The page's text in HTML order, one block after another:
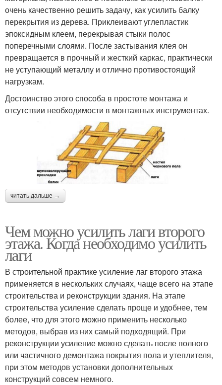
очень качественно решить задачу, как усилить балку
перекрытия из дерева. Приклеивают углепластик
эпоксидным клеем, перекрывая стыки полос
поперечными слоями. После застывания клея он
превращается в прочный и жесткий каркас, практически
не уступающий металлу и отлично противостоящий
нагрузкам.
Достоинство этого способа в простоте монтажа и
отсутствии необходимости в монтажных инструментах.
читать дальше →
Чем можно усилить лаги второго
этажа. Когда необходимо усилить
лаги
В строительной практике усиление лаг второго этажа
применяется в нескольких случаях, чаще всего на этапе
строительства и реконструкции здания. На этапе
строительства усиление сделать проще и удобнее, тем
более, что для этого можно применить несколько
методов, выбрав из них самый подходящий. При
реконструкции усиление можно сделать после полного
или частичного демонтажа покрытия пола и утеплителя,
при этом методов установки дополнительных
конструкций совсем немного.